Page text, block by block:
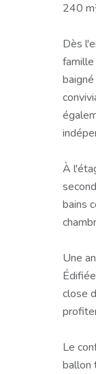
240
Dès
À
bains
Une
close
Le
ballon